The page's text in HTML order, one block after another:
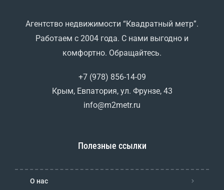
Агентство недвижимости “Квадратный метр”.
Работаем с 2004 года. С нами выгодно и
комфортно. Обращайтесь.
+7 (978) 856-14-09
Крым, Евпатория, ул. Фрунзе, 43
info@m2metr.ru
Полезные ссылки
О нас